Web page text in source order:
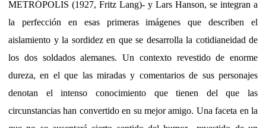
METRÓPOLIS (1927, Fritz Lang)- y Lars Hanson, se integran a
la perfección en esas primeras imágenes que describen el
aislamiento y la sordidez en que se desarrolla la cotidianeidad de
los dos soldados alemanes. Un contexto revestido de enorme
dureza, en el que las miradas y comentarios de sus personajes
denotan el intenso conocimiento que tienen del que las
circunstancias han convertido en su mejor amigo. Una faceta en la